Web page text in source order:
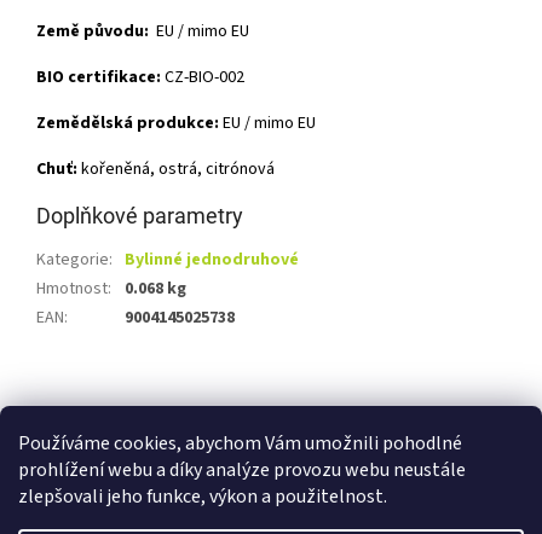
Používáme cookies, abychom Vám umožnili pohodlné
prohlížení webu a díky analýze provozu webu neustále
zlepšovali jeho funkce, výkon a použitelnost.
Země původu: EU / mimo EU
BIO certifikace: CZ-BIO-002
Zemědělská produkce: EU / mimo EU
Chuť: kořeněná, ostrá, citrónová
Doplňkové parametry
Kategorie: Bylinné jednodruhové
Hmotnost:
0.068 kg
EAN: 9004145025738
á